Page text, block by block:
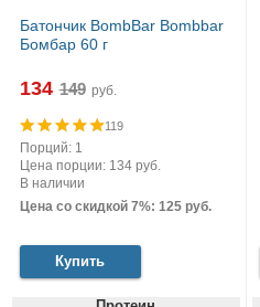
Батончик BombBar Bombbar
Бомбар 60 г
134 руб.
119
Порций: 1
Цена порции: 134 руб.
В наличии
Цена со скидкой 7%: 125 руб.
Купить